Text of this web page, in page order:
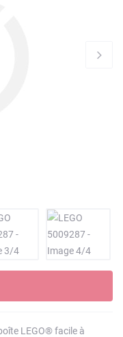
LEGO® facile à